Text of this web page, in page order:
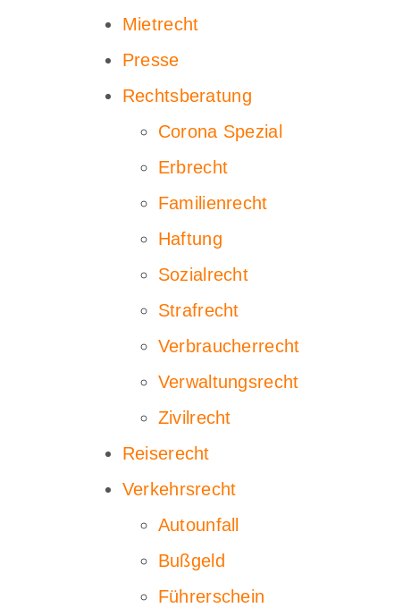
Mietrecht
Presse
Rechtsberatung
Corona Spezial
Erbrecht
Familienrecht
Haftung
Sozialrecht
Strafrecht
Verbraucherrecht
Verwaltungsrecht
Zivilrecht
Reiserecht
Verkehrsrecht
Autounfall
Bußgeld
Führerschein